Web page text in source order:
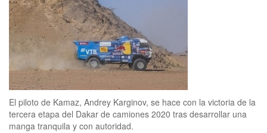
El piloto de Kamaz, Andrey Karginov, se hace con la victoria de la
tercera etapa del Dakar de camiones 2020 tras desarrollar una
manga tranquila y con autoridad.